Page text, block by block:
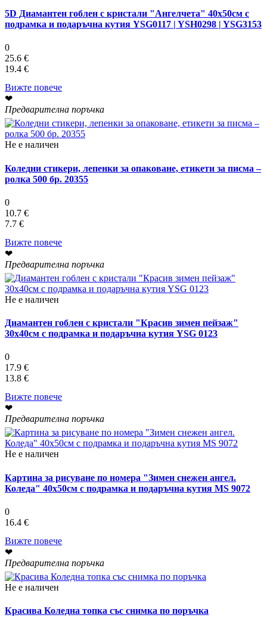
5D Диамантен гоблен с кристали "Ангелчета" 40х50см с
подрамка и подаръчна кутия YSG0117 | YSH0298 | YSG3153
0
25.6 €
19.4 €
Вижте повече
❤
Предварителна поръчка
Не е наличен
Коледни стикери, лепенки за опаковане, етикети за писма –
ролка 500 бр. 20355
0
10.7 €
7.7 €
Вижте повече
❤
Предварителна поръчка
Не е наличен
Диамантен гоблен с кристали "Красив зимен пейзаж"
30х40см с подрамка и подаръчна кутия YSG 0123
0
17.9 €
13.8 €
Вижте повече
❤
Предварителна поръчка
Не е наличен
Картина за рисуване по номера "Зимен снежен ангел.
Коледа" 40х50см с подрамка и подаръчна кутия MS 9072
0
16.4 €
Вижте повече
❤
Предварителна поръчка
Не е наличен
Красива Коледна топка със снимка по поръчка